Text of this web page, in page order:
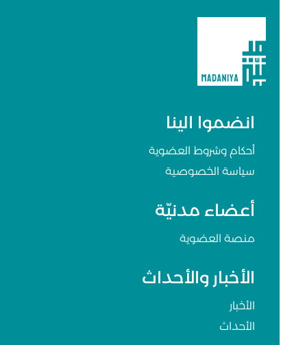
انضموا الينا
أحكام وشروط العضوية
سياسة الخصوصية
أعضاء مدنيّة
منصة العضوية
الأخبار والأحداث
الأخبار
الأحداث